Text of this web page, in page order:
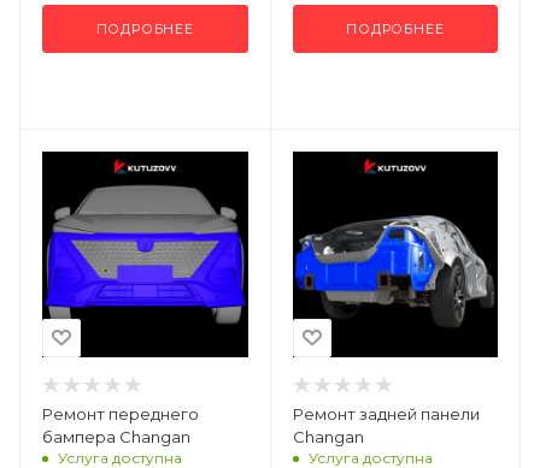
ПОДРОБНЕЕ ПОДРОБНЕЕ
Ремонт переднего
бампера Changan
Услуга доступна
Ремонт задней панели
Changan
Услуга доступна